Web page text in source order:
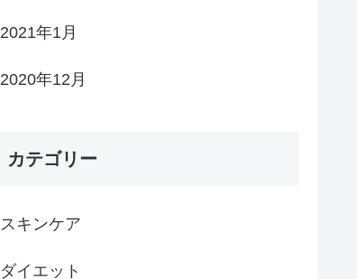
2021年1月
2020年12月
カテゴリー
スキンケア
ダイエット